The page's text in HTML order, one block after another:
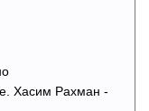
Хасим Рахман -